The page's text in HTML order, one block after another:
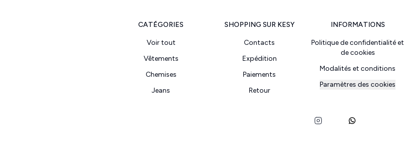
CATÉGORIES
Voir tout
Vêtements
Chemises
Jeans
SHOPPING SUR KESY
Contacts
Expédition
Paiements
Retour
INFORMATIONS
Politique de confidentialité et
de cookies
Modalités et conditions
Paramètres des cookies